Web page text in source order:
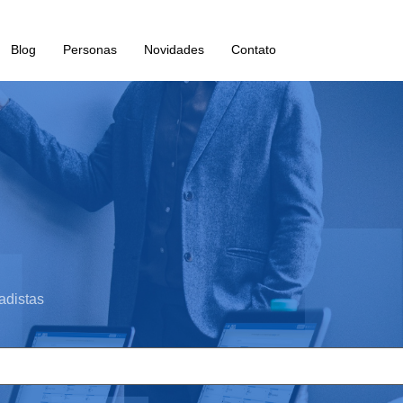
Blog Personas Novidades Contato